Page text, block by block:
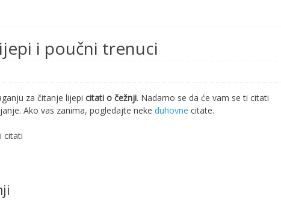
i poučni trenuci
za čitanje lijepicitati o čežnji. Nadamo se da će vam se ti citati
Ako vas zanima, pogledajte nekeduhovne citate.